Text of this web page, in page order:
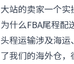
大站的卖家一个实
为什么FBA尾程配
头程运输涉及海
了我们的海外仓，